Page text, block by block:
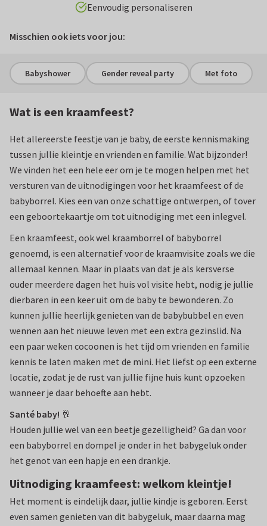
CO2-neutraal gedrukt
Misschien ook iets voor jou:
Babyshower Gender reveal party Met foto
Wat is een kraamfeest?
Het allereerste feestje van je baby, de eerste kennismaking
tussen jullie kleintje en vrienden en familie. Wat bijzonder!
We vinden het een hele eer om je te mogen helpen met het
versturen van de uitnodigingen voor het kraamfeest of de
babyborrel. Kies een van onze schattige ontwerpen, of tover
een geboortekaartje om tot uitnodiging met een inlegvel.
Een kraamfeest, ook wel kraamborrel of babyborrel
genoemd, is een alternatief voor de kraamvisite zoals we die
allemaal kennen. Maar in plaats van dat je als kersverse
ouder meerdere dagen het huis vol visite hebt, nodig je jullie
dierbaren in een keer uit om de baby te bewonderen. Zo
kunnen jullie heerlijk genieten van de babybubbel en even
wennen aan het nieuwe leven met een extra gezinslid. Na
een paar weken cocoonen is het tijd om vrienden en familie
kennis te laten maken met de mini. Het liefst op een externe
locatie, zodat je de rust van jullie fijne huis kunt opzoeken
wanneer je daar behoefte aan hebt.
Santé baby! 🥂
Houden jullie wel van een beetje gezelligheid? Ga dan voor
een babyborrel en dompel je onder in het babygeluk onder
het genot van een hapje en een drankje.
Uitnodiging kraamfeest: welkom kleintje!
Het moment is eindelijk daar, jullie kindje is geboren. Eerst
even samen genieten van dit babygeluk, maar daarna mag